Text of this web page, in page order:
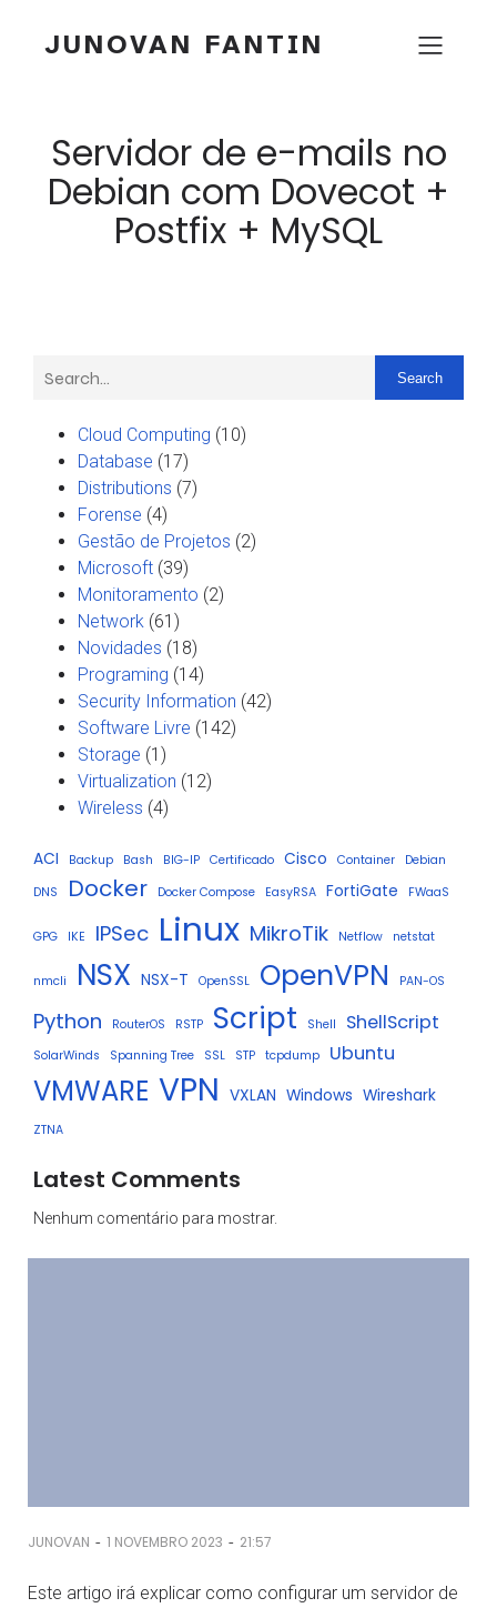
JUNOVAN FANTIN
Servidor de e-mails no
Debian com Dovecot +
Postfix + MySQL
Search
Cloud Computing (10)
Database (17)
Distributions (7)
Forense (4)
Gestão de Projetos (2)
Microsoft (39)
Monitoramento (2)
Network (61)
Novidades (18)
Programing (14)
Security Information (42)
Software Livre (142)
Storage (1)
Virtualization (12)
Wireless (4)
ACI Backup Bash BIG-IP Certificado Cisco Container
Debian
DNS
Docker Docker Compose EasyRSA FortiGate FWaaS
GPG IKE IPSec Linux MikroTik Netflow netstat
nmcli NSX NSX-T OpenSSL OpenVPN PAN-OS
Python RouterOS RSTP Script Shell ShellScript
SolarWinds Spanning Tree SSL STP tcpdump Ubuntu
VMWARE VPN VXLAN Windows Wireshark
ZTNA
Latest Comments
Nenhum comentário para mostrar.
JUNOVAN - 1 NOVEMBRO 2023 - 21:57
Este artigo irá explicar como configurar um servidor de